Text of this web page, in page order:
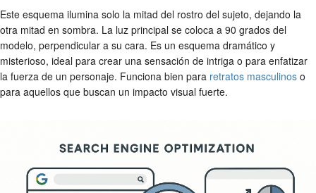
Este esquema ilumina solo la mitad del rostro del sujeto, dejando la
otra mitad en sombra. La luz principal se coloca a 90 grados del
modelo, perpendicular a su cara. Es un esquema dramático y
misterioso, ideal para crear una sensación de intriga o para enfatizar
la fuerza de un personaje. Funciona bien para retratos masculinos o
para aquellos que buscan un impacto visual fuerte.